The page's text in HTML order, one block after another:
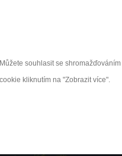
souhlasit se shromažďováním
kliknutím na "Zobrazit více".